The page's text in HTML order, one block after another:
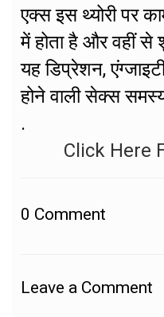
एक्स इस थ्योरी पर
में होता है और वहीं से
यह डिप्रेशन,
होने वाली सेक्स
.
Click Here
0 Comment
Leave a Comment